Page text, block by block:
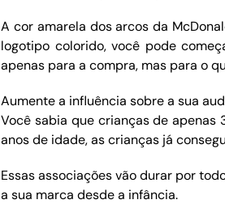
A cor amarela dos arcos da
logotipo colorido, você pode
apenas para a compra, mas para o
Aumente a influência sobre a sua
Você sabia que crianças de apenas
anos de idade, as crianças já
Essas associações vão durar por
a sua marca desde a infância.